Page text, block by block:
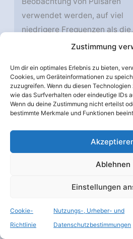
Zustimmung
Um dir ein optimales Erlebnis zu bieten,
Cookies, um Geräteinformationen zu
zuzugreifen. Wenn du diesen
wie das Surfverhalten oder eindeutige IDs
Wenn du deine Zustimmung nicht erteilst
bestimmte Merkmale und Funktionen
Ablehnen
Einstellungen
Cookie-
Richtlinie
Nutzungs-, Urheber- und
Datenschutzbestimmungen
verwendet werden, auf viel
niedrigere Frequenzen als
normalerweise vom EPTA
Datensätze sind EPTA und
der Lage, das durch das
Medium verursachte
erfolgreich abzuschwächen.
Am InPTA-Experiment sind
des NCRA (Pune), des TIFR
(Mumbai), des IIT (Roorkee),
IISER (Bhopal), des IIT
(Bengaluru) zusammen mit
Kollegen von der Universität